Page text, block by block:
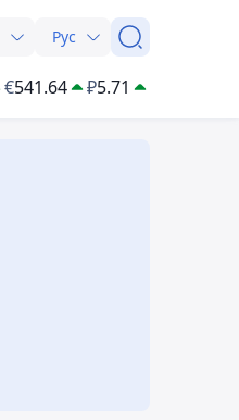
Рус
€541.64 ₽5.71